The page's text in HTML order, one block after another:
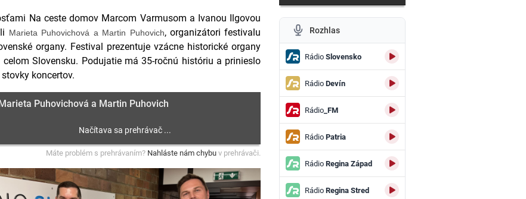
Na ceste domov Marcom Varmusom a Ivanou Ilgovou
Marieta Puhovichová a Martin Puhovich, organizátori festivalu
organy. Festival prezentuje vzácne historické organy
celom Slovensku. Podujatie má 35-ročnú históriu a prinieslo
stovky koncertov.
Puhovichová a Martin Puhovich
Máte problém s prehrávaním? Nahláste nám chybu v prehrávači.
Rozhlas
RádioSlovensko
RádioDevín
Rádio_FM
RádioPatria
RádioRegina Západ
RádioRegina Stred